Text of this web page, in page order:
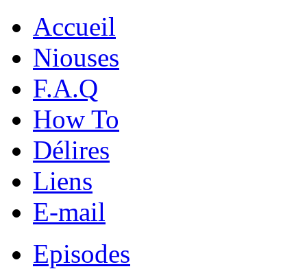
Accueil
Niouses
F.A.Q
How To
Délires
Liens
E-mail
Episodes